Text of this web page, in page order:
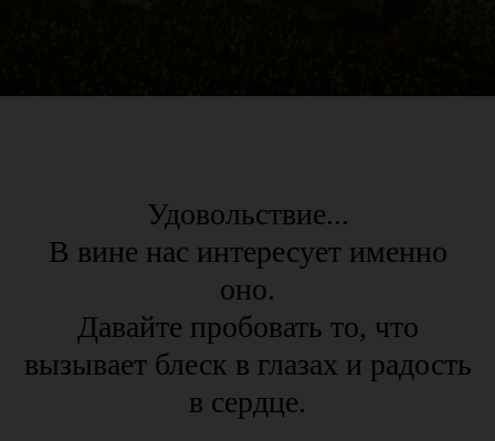
Удовольствие...
В вине нас интересует именно
оно.
Давайте пробовать то, что
вызывает блеск в глазах и радость
в сердце.